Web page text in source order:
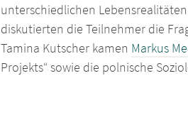
unterschiedlichen
diskutierten die Teilnehmer die
Tamina Kutscher kamen Markus
Projekts“ sowie die polnische